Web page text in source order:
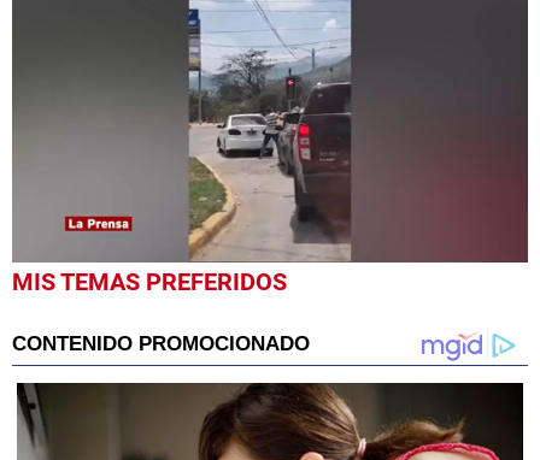
0
seconds
seconds
MIS TEMAS PREFERIDOS